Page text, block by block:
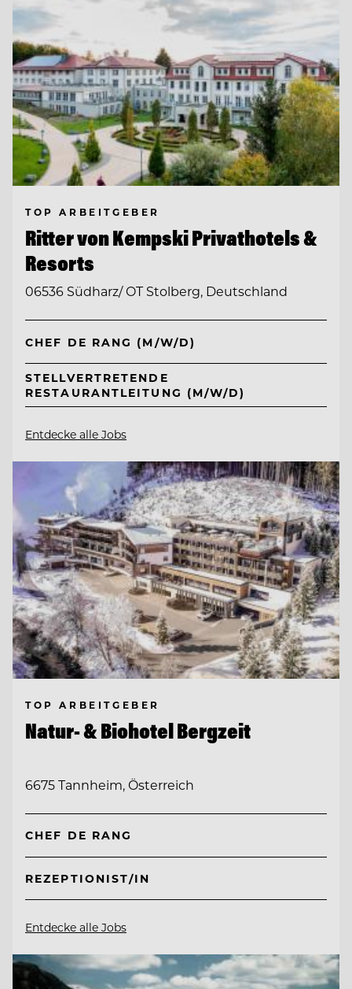
TOP ARBEITGEBER
Ritter von Kempski Privathotels &
Resorts
06536 Südharz/ OT Stolberg, Deutschland
CHEF DE RANG (M/W/D)
STELLVERTRETENDE
RESTAURANTLEITUNG (M/W/D)
Entdecke alle Jobs
TOP ARBEITGEBER
Natur- & Biohotel Bergzeit
6675 Tannheim, Österreich
CHEF DE RANG
REZEPTIONIST/IN
Entdecke alle Jobs